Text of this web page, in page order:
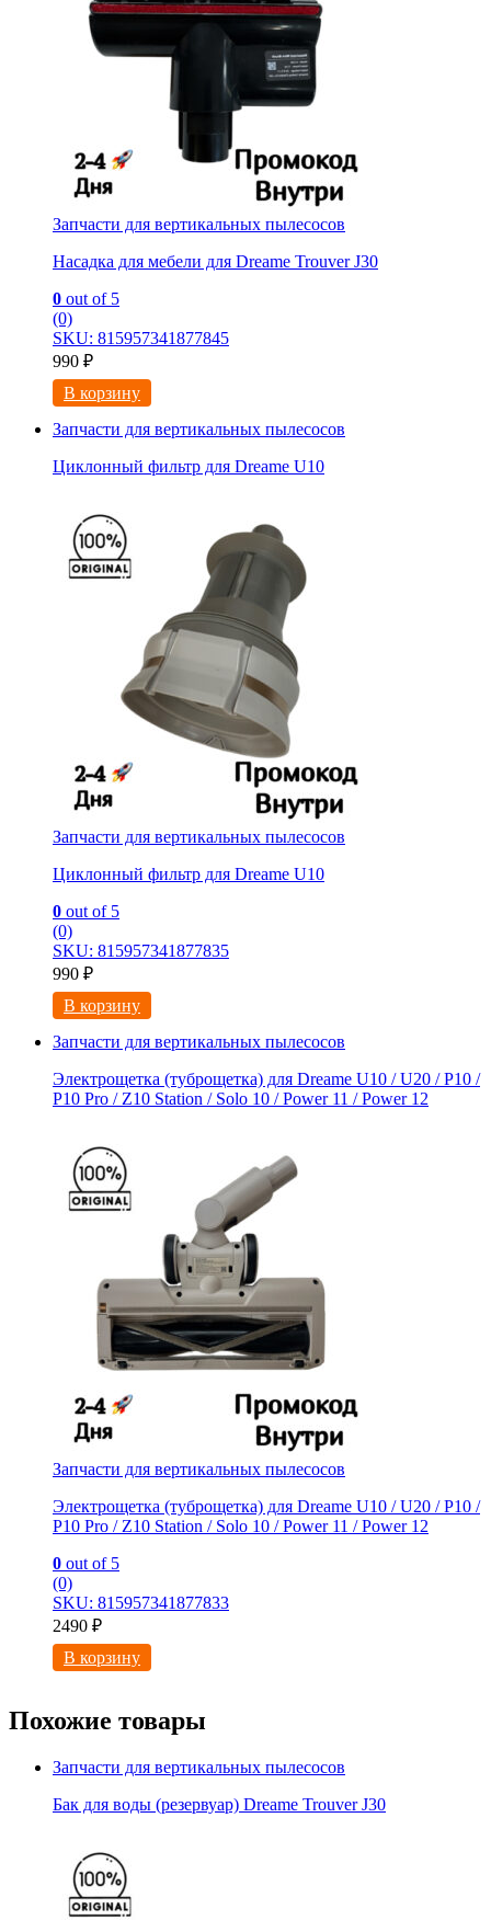
Запчасти для вертикальных пылесосов
Насадка для мебели для Dreame Trouver J30
0 out of 5
(0)
SKU: 815957341877845
990 ₽
В корзину
Запчасти для вертикальных пылесосов
Циклонный фильтр для Dreame U10
Запчасти для вертикальных пылесосов
Циклонный фильтр для Dreame U10
0 out of 5
(0)
SKU: 815957341877835
990 ₽
В корзину
Запчасти для вертикальных пылесосов
Электрощетка (туброщетка) для Dreame U10 / U20 / P10 /
P10 Pro / Z10 Station / Solo 10 / Power 11 / Power 12
Запчасти для вертикальных пылесосов
Электрощетка (туброщетка) для Dreame U10 / U20 / P10 /
P10 Pro / Z10 Station / Solo 10 / Power 11 / Power 12
0 out of 5
(0)
SKU: 815957341877833
2490 ₽
В корзину
Похожие товары
Запчасти для вертикальных пылесосов
Бак для воды (резервуар) Dreame Trouver J30